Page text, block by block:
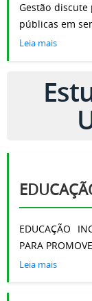
Gestão
públicas em
Leia mais
EDUCAÇÃO
PARA
Leia mais